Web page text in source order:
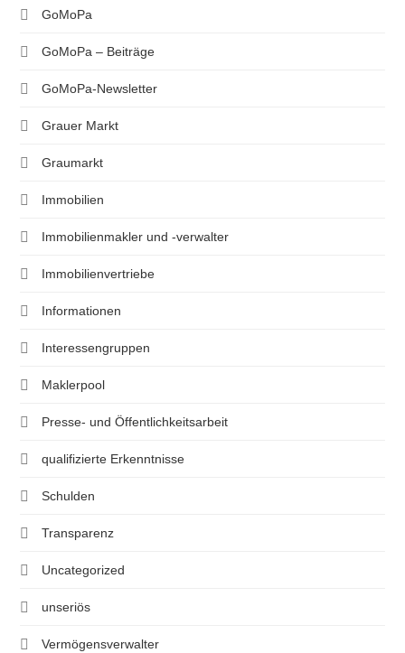
GoMoPa
GoMoPa – Beiträge
GoMoPa-Newsletter
Grauer Markt
Graumarkt
Immobilien
Immobilienmakler und -verwalter
Immobilienvertriebe
Informationen
Interessengruppen
Maklerpool
Presse- und Öffentlichkeitsarbeit
qualifizierte Erkenntnisse
Schulden
Transparenz
Uncategorized
unseriös
Vermögensverwalter